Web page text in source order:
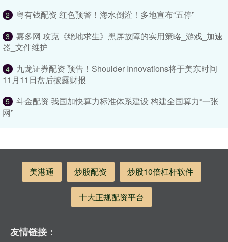
2 粤有钱配资 红色预警！海水倒灌！多地宣布“五停”
3
嘉多网 攻克《绝地求生》黑屏故障的实用策略_游戏_加速
器_文件维护
4
九龙证券配资 预告！Shoulder Innovations将于美东时间
11月11日盘后披露财报
5
斗金配资 我国加快算力标准体系建设 构建全国算力“一张
网”
美港通 炒股配资 炒股10倍杠杆软件
十大正规配资平台
友情链接：